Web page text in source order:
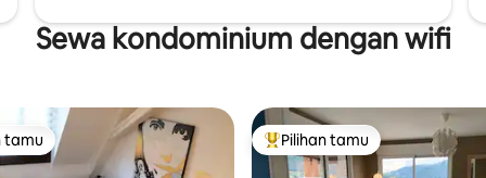
Sewa kondominium dengan wifi
terpopuler
tamu Pilihan tamu terpopuler
Pilihan tamu